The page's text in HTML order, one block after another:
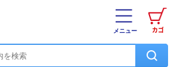
カゴ
メニュー